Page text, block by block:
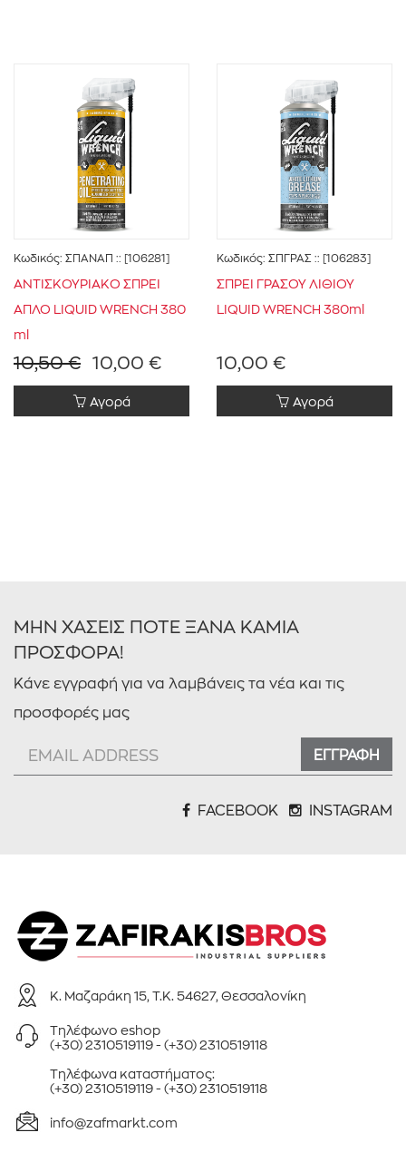
Κωδικός: ΣΠΑΝΑΠ :: [106281]
ΑΝΤΙΣΚΟΥΡΙΑΚΟ ΣΠΡΕΙ
ΑΠΛΟ LIQUID WRENCH 380
ml
10,50 € 10,00 €
Αγορά
Κωδικός: ΣΠΓΡΑΣ :: [106283]
ΣΠΡΕΙ ΓΡΑΣΟΥ ΛΙΘΙΟΥ
LIQUID WRENCH 380ml
10,00 €
Αγορά
ΜΗΝ ΧΑΣΕΙΣ ΠΟΤΕ ΞΑΝΑ ΚΑΜΙΑ
ΠΡΟΣΦΟΡΑ!
Κάνε εγγραφή για να λαμβάνεις τα νέα και τις
προσφορές μας
ΕΓΓΡΑΦΗ
FACEBOOK INSTAGRAM
Κ. Μαζαράκη 15, Τ.Κ. 54627, Θεσσαλονίκη
Τηλέφωνo eshop
(+30) 2310519119- (+30) 2310519118
Τηλέφωνa καταστήματος:
(+30) 2310519119- (+30) 2310519118
info@zafmarkt.com